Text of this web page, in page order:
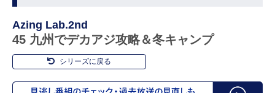
Azing Lab.2nd
45 九州でデカアジ攻略＆冬キャンプ
シリーズに戻る